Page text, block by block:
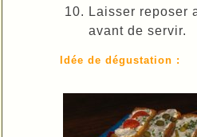
Laisser reposer
avant de servir.
Idée de dégustation :